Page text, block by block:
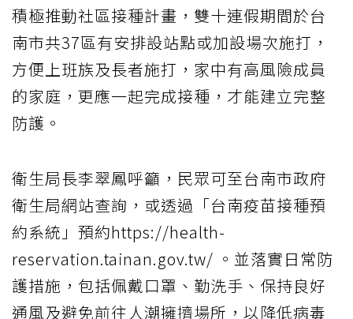
積極推動社區接種計畫，雙十連假期間於台
南市共37區有安排設站點或加設場次施打，
方便上班族及長者施打，家中有高風險成員
的家庭，更應一起完成接種，才能建立完整
防護。
衛生局長李翠鳳呼籲，民眾可至台南市政府
衛生局網站查詢，或透過「台南疫苗接種預
約系統」預約https://health-
reservation.tainan.gov.tw/ 。並落實日常防
護措施，包括佩戴口罩、勤洗手、保持良好
通風及避免前往人潮擁擠場所，以降低病毒